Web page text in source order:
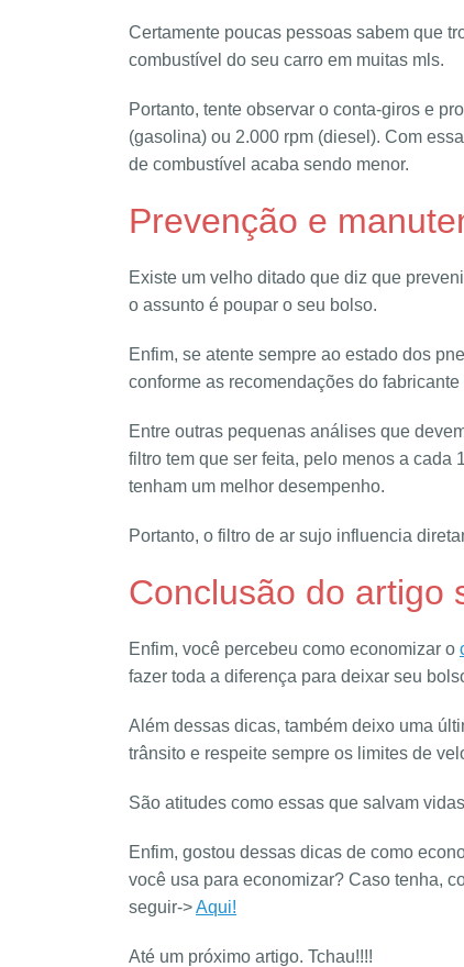
Certamente poucas pessoas sabem que
combustível do seu carro em muitas mls.
Portanto, tente observar o conta-giros e
(gasolina) ou 2.000 rpm (diesel). Com
de combustível acaba sendo menor.
Prevenção e
Existe um velho ditado que diz que
o assunto é poupar o seu bolso.
Enfim, se atente sempre ao estado dos
conforme as recomendações do
Entre outras pequenas análises que
filtro tem que ser feita, pelo menos a cada
tenham um melhor desempenho.
Portanto, o filtro de ar sujo influencia
Conclusão do artigo
Enfim, você percebeu como economizar o
fazer toda a diferença para deixar seu
Além dessas dicas, também deixo uma
trânsito e respeite sempre os limites de
São atitudes como essas que salvam
Enfim, gostou dessas dicas de como
você usa para economizar? Caso tenha,
seguir->Aqui!
Até um próximo artigo. Tchau!!!!